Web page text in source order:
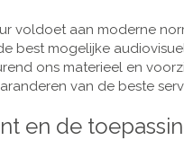
voldoet aan moderne
best mogelijke
ons materieel en
van de beste
en de